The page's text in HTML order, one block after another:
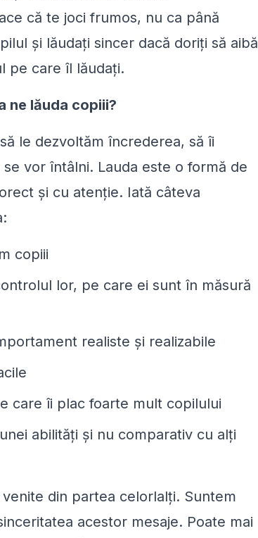
că te joci frumos, nu ca până
şi lăudaţi sincer dacă doriţi să aibă
pe care îl lăudaţi.
ne lăuda copiii?
le dezvoltăm încrederea, să îi
vor întâlni. Lauda este o formă de
şi cu atenţie. Iată câteva
copiii
lor, pe care ei sunt în măsură
realiste şi realizabile
care îi plac foarte mult copilului
abilităţi şi nu comparativ cu alţi
din partea celorlalţi. Suntem
acestor mesaje. Poate mai